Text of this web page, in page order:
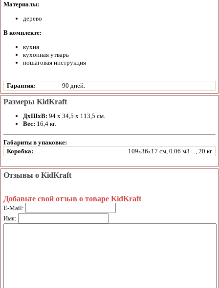
Материалы:
дерево
В комплекте:
кухня
кухонная утварь
пошаговая инструкция
Гарантия: 90 дней.
Размеры KidKraft
ДхШхВ: 94 x 34,5 x 113,5 см.
Вес: 16,4 кг.
Габариты в упаковке:
Коробка:
109x36x17 см, 0.06 м3 , 20 кг
Отзывы о KidKraft
Добавьте свой отзыв о товаре KidKraft
E-Mail:
Имя: